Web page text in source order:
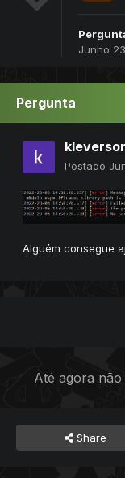
Junho
Pergunta
Postado
Alguém consegue
Até agora
Share